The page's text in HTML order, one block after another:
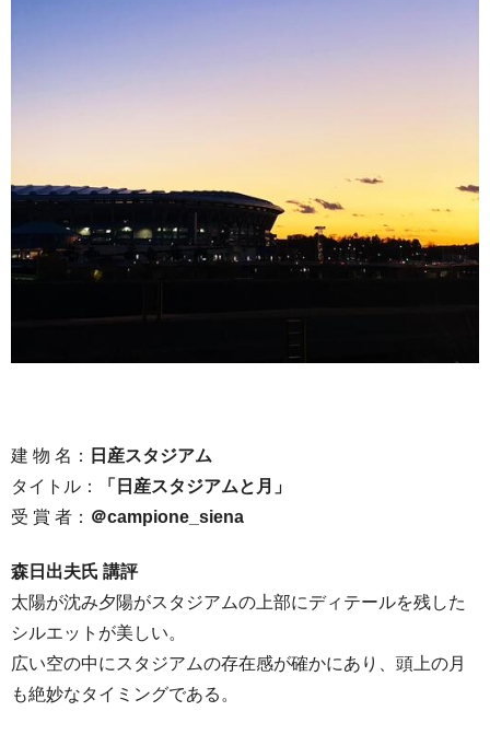
建 物 名：
日産スタジアム
タイトル：
「日産スタジアムと月」
受 賞 者： ＠campione_siena
森日出夫氏 講評
太陽が沈み夕陽がスタジアムの上部にディテールを残した
シルエットが美しい。
広い空の中にスタジアムの存在感が確かにあり、頭上の月
も絶妙なタイミングである。